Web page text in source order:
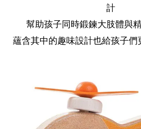
計
幫助孩子同時鍛鍊大肢體與
蘊含其中的趣味設計也給孩子們